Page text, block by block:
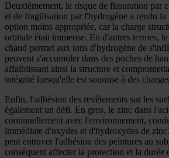
Deuxièmement, le risque de fissuration par
et de fragilisation par l'hydrogène a rendu
option moins appropriée, car la charge
orbitale était immense. En d'autres termes,
chaud permet aux ions d'hydrogène de
peuvent s'accumuler dans des poches de
affaiblissant ainsi la structure et
intégrité lorsqu'elle est soumise à des
Enfin, l'adhésion des revêtements sur les
également un défi. En gros, le zinc dans
continuellement avec l'environnement,
immédiate d'oxydes et d'hydroxydes de
peut entraver l'adhésion des peintures au
conséquent affecter la protection et la durée